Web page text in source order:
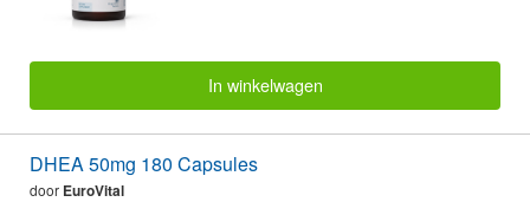
In winkelwagen
DHEA 50mg 180 Capsules
door EuroVital